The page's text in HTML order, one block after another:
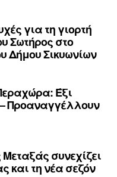
για τη γιορτή
Σωτήρος στο
Δήμου Σικυωνίων
Έξι
Προαναγγέλλουν
συνεχίζει
και τη νέα σεζόν